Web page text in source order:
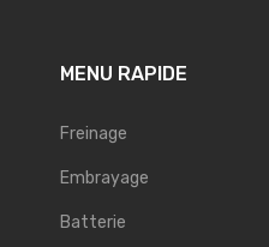
MENU RAPIDE
Freinage
Embrayage
Batterie